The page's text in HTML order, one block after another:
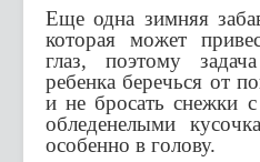
Еще одна зимняя
которая может
глаз, поэтому
ребенка беречься от
и не бросать снежки
обледенелыми
особенно в голову.